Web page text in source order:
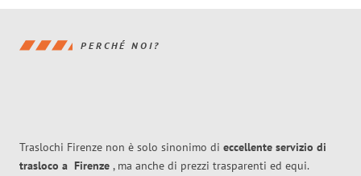
PERCHÉ NOI?
Traslochi Firenze non è solo sinonimo di eccellente servizio di
trasloco a Firenze , ma anche di prezzi trasparenti ed equi.